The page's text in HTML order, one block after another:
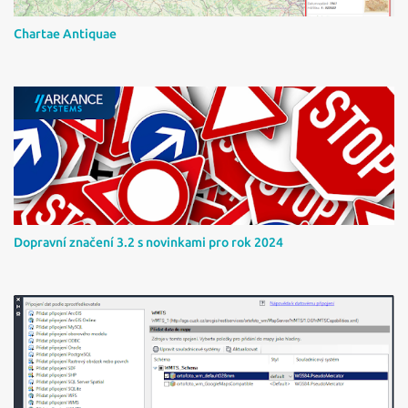
Chartae Antiquae
Dopravní značení 3.2 s novinkami pro rok 2024